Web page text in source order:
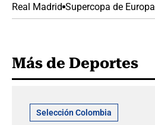
Real Madrid Supercopa de Europa
Más de Deportes
Selección Colombia